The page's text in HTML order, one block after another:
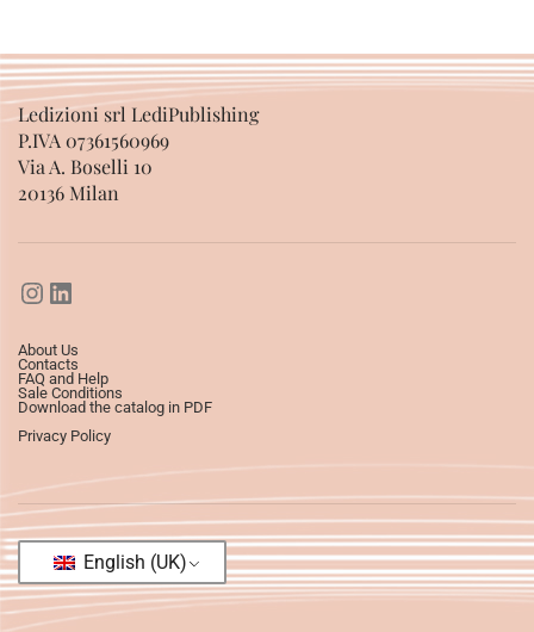
Ledizioni srl LediPublishing
P.IVA 07361560969
Via A. Boselli 10
20136 Milan
About Us
Contacts
FAQ and Help
Sale Conditions
Download the catalog in PDF
Privacy Policy
English (UK)